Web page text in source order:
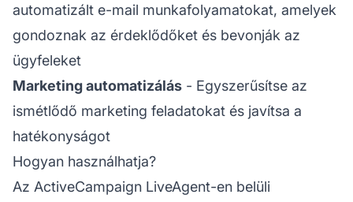
automatizált e-mail munkafolyamatokat, amelyek
gondoznak az érdeklődőket és bevonják az
ügyfeleket
Marketing automatizálás - Egyszerűsítse az
ismétlődő marketing feladatokat és javítsa a
hatékonyságot
Hogyan használhatja?
Az ActiveCampaign LiveAgent-en belüli